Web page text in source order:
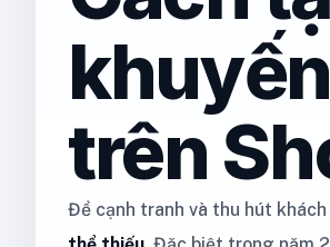
trên
Để cạnh tranh và thu hút